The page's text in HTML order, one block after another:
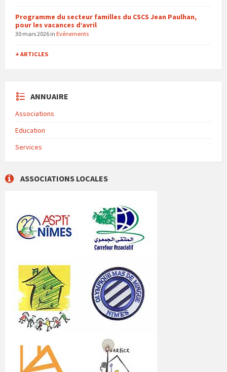
Programme du secteur familles du CSCS Jean Paulhan,
pour les vacances d’avril
30 mars 2026 in Evénements
+ ARTICLES
ANNUAIRE
Associations
Education
Services
ASSOCIATIONS LOCALES